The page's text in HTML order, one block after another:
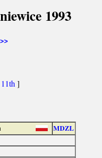
1993
>>
11th]
MDZL